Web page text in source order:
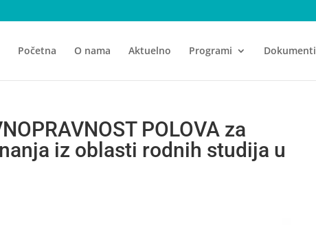
Početna O nama Aktuelno Programi Dokumenti
POLOVA za
iz oblasti rodnih studija u